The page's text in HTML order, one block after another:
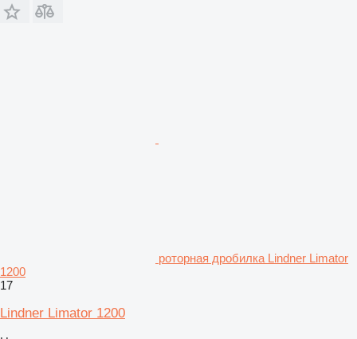
роторная дробилка Lindner Limator
1200
17
Lindner Limator 1200